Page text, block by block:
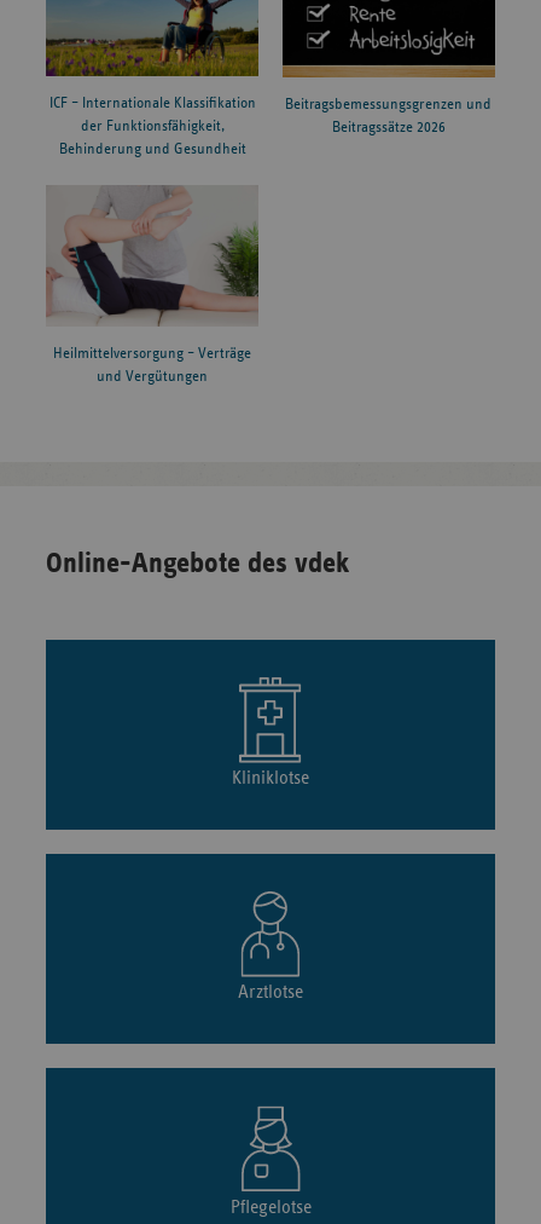
ICF – Internationale Klassifikation
der Funktionsfähigkeit,
Behinderung und Gesundheit
Beitragsbemessungsgrenzen und
Beitragssätze 2026
Heilmittelversorgung – Verträge
und Vergütungen
Online-Angebote des vdek
Kliniklotse
Arztlotse
Pflegelotse